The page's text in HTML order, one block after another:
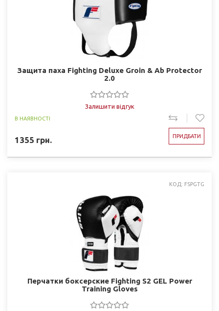
Защита паха Fighting Deluxe Groin & Ab Protector
2.0
Залишити відгук
В НАЯВНОСТІ
1355 грн. ПРИДБАТИ
КОД: FSPGTG
Перчатки боксерские Fighting S2 GEL Power
Training Gloves